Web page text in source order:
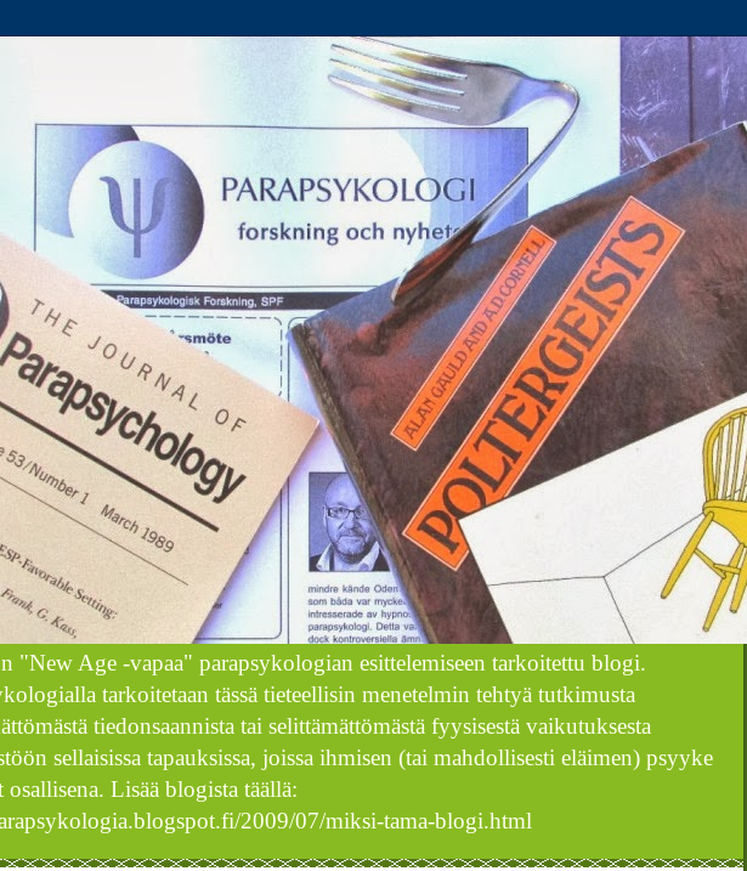
"New Age -vapaa" parapsykologian esittelemiseen tarkoitettu blogi.
tarkoitetaan tässä tieteellisin menetelmin tehtyä tutkimusta
tiedonsaannista tai selittämättömästä fyysisestä vaikutuksesta
sellaisissa tapauksissa, joissa ihmisen (tai mahdollisesti eläimen) psyyke
Lisää blogista täällä:
2009/07/miksi-tama-blogi.html